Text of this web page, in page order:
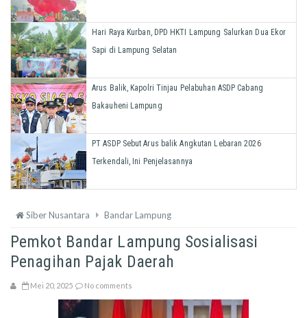
Hari Raya Kurban, DPD HKTI Lampung Salurkan Dua Ekor
Sapi di Lampung Selatan
Arus Balik, Kapolri Tinjau Pelabuhan ASDP Cabang
Bakauheni Lampung
PT ASDP Sebut Arus balik Angkutan Lebaran 2026
Terkendali, Ini Penjelasannya
Siber Nusantara Bandar Lampung
Pemkot Bandar Lampung Sosialisasi
Penagihan Pajak Daerah
Mei 20, 2025 No comments